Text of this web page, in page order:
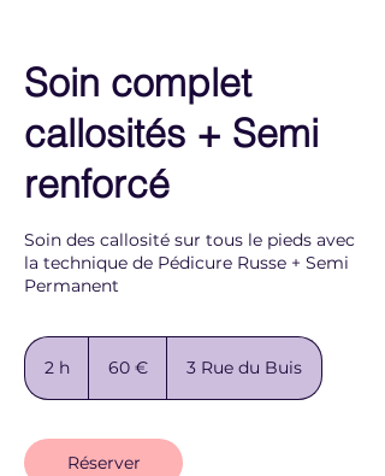
Soin complet
callosités + Semi
renforcé
Soin des callosité sur tous le pieds avec
la technique de Pédicure Russe + Semi
Permanent
2 h 60 € 3 Rue du Buis
Réserver